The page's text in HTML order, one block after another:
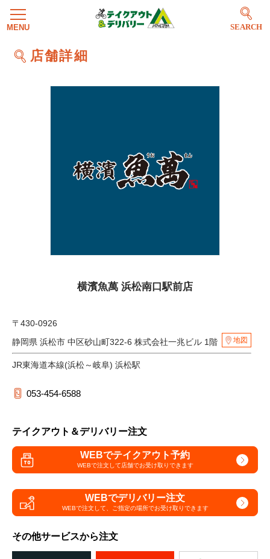
SEARCH
店舗詳細
横濱魚萬 浜松南口駅前店
〒430-0926
静岡県 浜松市 中区砂山町322-6 株式会社一兆ビル 1階
地図
JR東海道本線(浜松～岐阜) 浜松駅
053-454-6588
テイクアウト＆デリバリー注文
WEBでテイクアウト予約
WEBで注文して店舗でお受け取りできます
WEBでデリバリー注文
WEBで注文して、 ご指定の場所でお受け取りできます
その他サービスから注文